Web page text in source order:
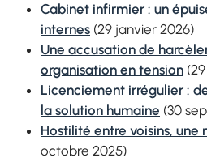
Cabinet infirmier : un
internes (29 janvier 2026)
Une accusation de
organisation en tension
Licenciement irrégulier :
la solution humaine (30
Hostilité entre voisins,
octobre 2025)